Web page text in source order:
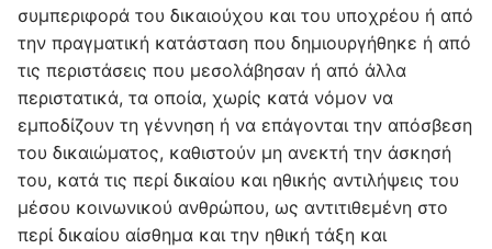
συμπεριφορά του δικαιούχου και του υποχρέου ή από
την πραγματική κατάσταση που δημιουργήθηκε ή από
τις περιστάσεις που μεσολάβησαν ή από άλλα
περιστατικά, τα οποία, χωρίς κατά νόμον να
εμποδίζουν τη γέννηση ή να επάγονται την απόσβεση
του δικαιώματος, καθιστούν μη ανεκτή την άσκησή
του, κατά τις περί δικαίου και ηθικής αντιλήψεις του
μέσου κοινωνικού ανθρώπου, ως αντιτιθεμένη στο
περί δικαίου αίσθημα και την ηθική τάξη και